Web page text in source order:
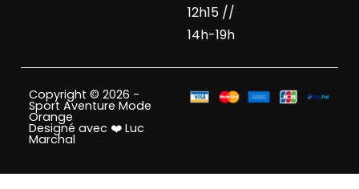
12h15 //
14h-19h
Copyright © 2026 -
Sport Aventure Mode
Orange
Designé avec ❤️ Luc
Marchal